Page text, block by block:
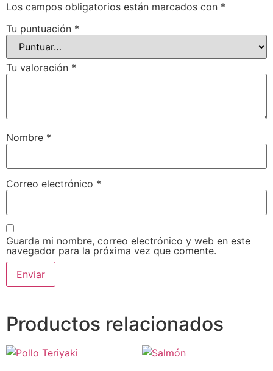
Los campos obligatorios están marcados con *
Tu puntuación *
Tu valoración *
Nombre *
Correo electrónico *
Guarda mi nombre, correo electrónico y web en este
navegador para la próxima vez que comente.
Productos relacionados